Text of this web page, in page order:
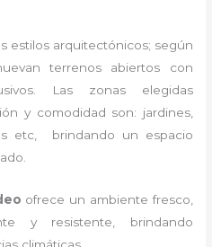
estilos arquitectónicos; según
terrenos abiertos con
Las zonas elegidas
y comodidad son: jardines,
etc, brindando un espacio
ofrece un ambiente fresco,
y resistente, brindando